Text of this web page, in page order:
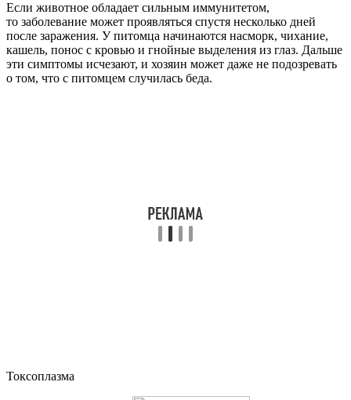
Если животное обладает сильным иммунитетом,
то заболевание может проявляться спустя несколько дней
после заражения. У питомца начинаются насморк, чихание,
кашель, понос с кровью и гнойные выделения из глаз. Дальше
эти симптомы исчезают, и хозяин может даже не подозревать
о том, что с питомцем случилась беда.
Токсоплазма